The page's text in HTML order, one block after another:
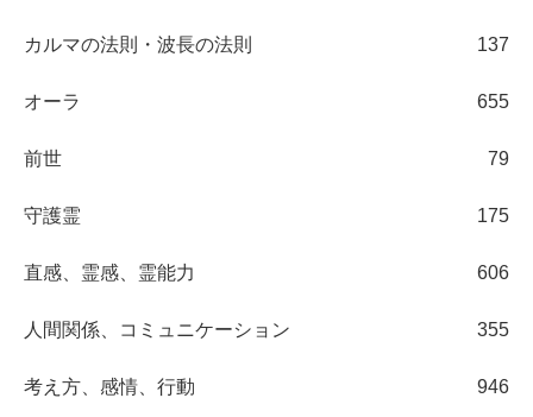
カルマの法則・波長の法則 137
オーラ 655
前世 79
守護霊 175
直感、霊感、霊能力 606
人間関係、コミュニケーション 355
考え方、感情、行動 946